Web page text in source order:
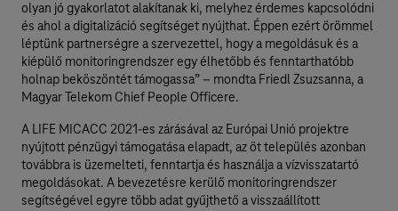
olyan jó gyakorlatot alakítanak ki, melyhez érdemes kapcsolódni
és ahol a digitalizáció segítséget nyújthat. Éppen ezért örömmel
léptünk partnerségre a szervezettel, hogy a megoldásuk és a
kiépülő monitoringrendszer egy élhetőbb és fenntarthatóbb
holnap beköszöntét támogassa” – mondta Friedl Zsuzsanna, a
Magyar Telekom Chief People Officere.
A LIFE MICACC 2021-es zárásával az Európai Unió projektre
nyújtott pénzügyi támogatása elapadt, az öt település azonban
továbbra is üzemelteti, fenntartja és használja a vízvisszatartó
megoldásokat. A bevezetésre kerülő monitoringrendszer
segítségével egyre több adat gyűjthető a visszaállított